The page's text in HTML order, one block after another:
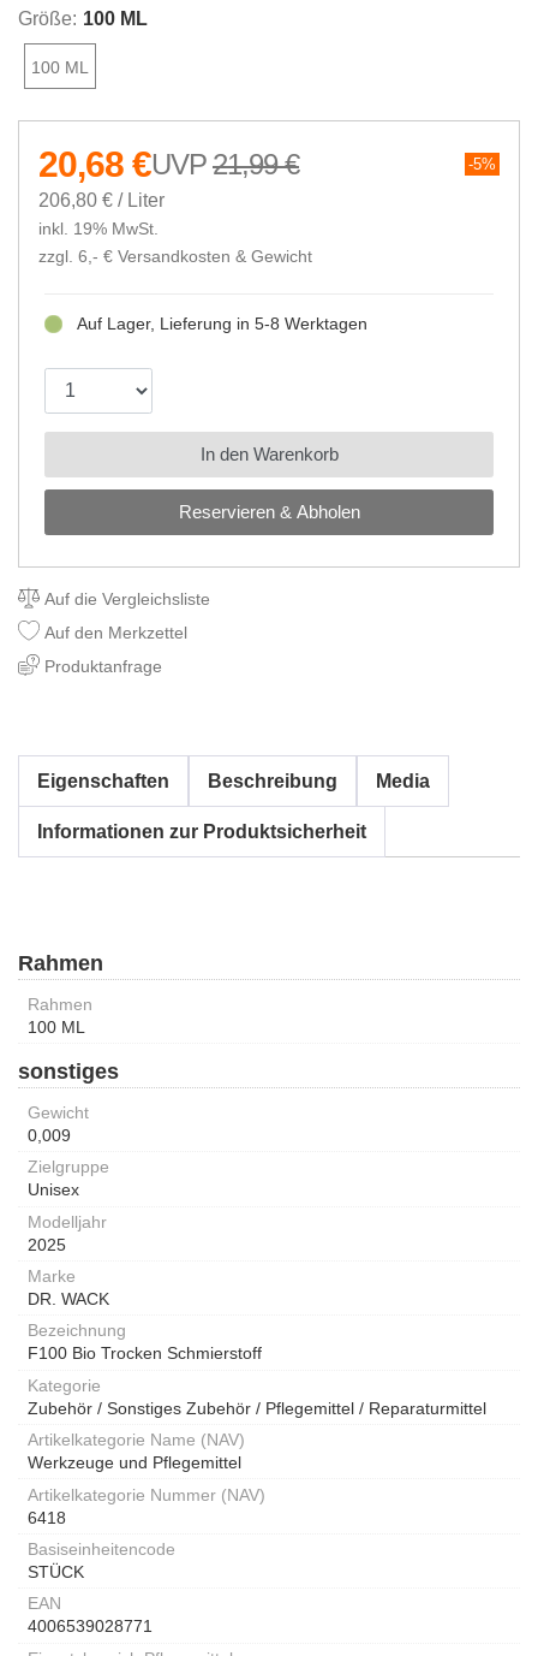
Größe: 100 ML
100 ML
21,99 € 5%
20,68 €
206,80 € / Liter
inkl. 19% MwSt.
zzgl. 6,- € Versandkosten & Gewicht
Reservieren & Abholen
Auf Lager, Lieferung in 5-8 Werktagen
In den Warenkorb
Auf die Vergleichsliste
Auf den Merkzettel
Produktanfrage
Eigenschaften Beschreibung Media
Informationen zur Produktsicherheit
Rahmen
Rahmen
100 ML
sonstiges
Gewicht
0,009
Zielgruppe
Unisex
Modelljahr
2025
Marke
DR. WACK
Bezeichnung
F100 Bio Trocken Schmierstoff
Kategorie
Zubehör / Sonstiges Zubehör / Pflegemittel / Reparaturmittel
Artikelkategorie Name (NAV)
Werkzeuge und Pflegemittel
Artikelkategorie Nummer (NAV)
6418
Basiseinheitencode
STÜCK
EAN
4006539028771